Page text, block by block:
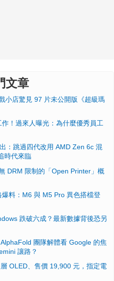
文章
小店驚見 97 片未公開版《超級瑪
！過來人曝光：為什麼優秀員工
：跳過四代改用 AMD Zen 6c 混
時代來臨
DRM 限制的「Open Printer」概
料：M6 與 M5 Pro 異色搭檔登
跌破六成？最新數據背後恐另
團隊解體看 Google 的焦
讓路？
OLED、售價 19,900 元，指定電